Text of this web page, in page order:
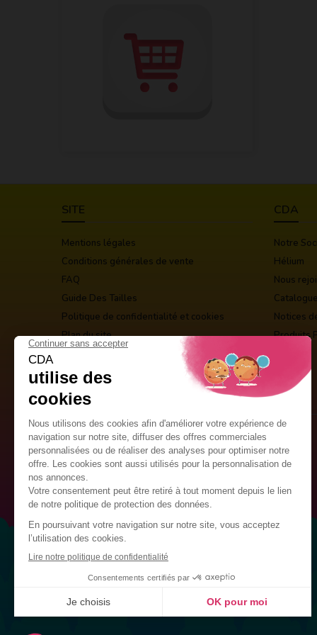
SITE
Mentions légales
Conditions générales de vente
FAQ
Guide Des Tailles
Politique de confidentialité et cookies
Plan du site
Kits de décoration
Drapeaux Personnalisés
CDA
Notre
Hélium
Nous
Notices
Produits